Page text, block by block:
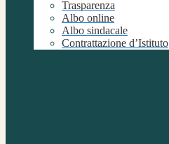
Trasparenza
Albo online
Albo sindacale
Contrattazione d’Istituto